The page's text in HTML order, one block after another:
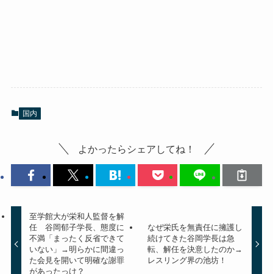
国内
よかったらシェアしてね！
至学館大が栄和人監督を解
任 谷岡郁子学長、態度に
不満「まったく反省できて
いない」→明らかに間違っ
た会見を開いて明確な謝罪
があったっけ？
なぜ栄氏を無責任に擁護し
続けてきた谷岡学長は急
転、解任を決意したのか→
レスリング界の池坊！